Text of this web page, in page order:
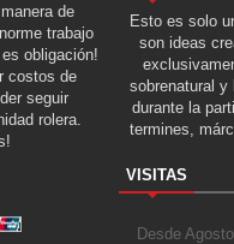
de
trabajo
obligación!
costos de
seguir
rolera.
Esto es solo
son ideas
sobrenatural y
durante la
termines,
VISITAS
Desde